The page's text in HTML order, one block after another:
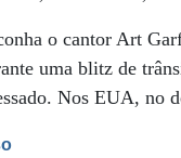
o cantor Art
uma blitz de
Nos EUA, no